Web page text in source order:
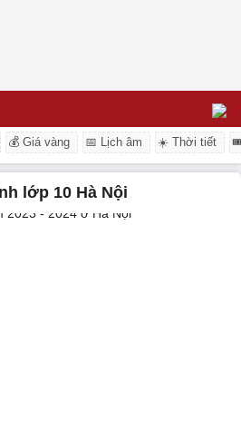
💰 Giá vàng 📅 Lịch âm ☀️ Thời tiết
lớp 10 Hà Nội